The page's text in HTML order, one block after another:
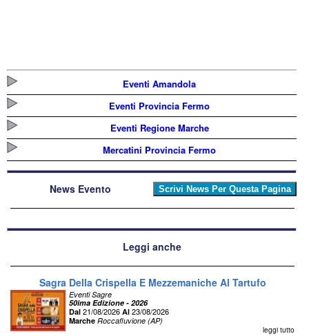
Eventi Amandola
Eventi Provincia Fermo
Eventi Regione Marche
Mercatini Provincia Fermo
News Evento
Leggi anche
Sagra Della Crispella E Mezzemaniche Al Tartufo
Eventi Sagre
50ima Edizione - 2026
Dal 21/08/2026 Al 23/08/2026
Marche Roccafluvione (AP)
leggi tutto